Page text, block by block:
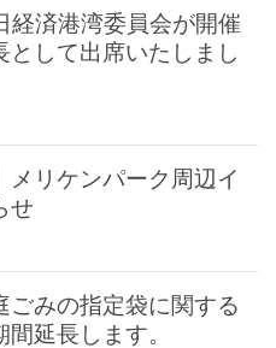
経済港湾委員会が開催
として出席いたしまし
メリケンパーク周辺イ
せ
ごみの指定袋に関する
延長します。